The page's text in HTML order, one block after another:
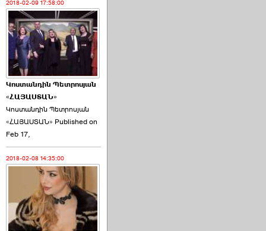
Ծառուկյանի փեսան
վնասել է ›››
2026-06-09 07:11:00
Այս ընդդիմությունը
կվերցնի ›››
2026-06-09 00:41:00
2018-02-09 17:58:00
Կոստանդին Պետրոսյան
«ՀԱՅԱՍՏԱՆ»
Կոստանդին Պետրոսյան
«ՀԱՅԱՍՏԱՆ» Published on
Feb 17,
2018-02-08 14:35:00